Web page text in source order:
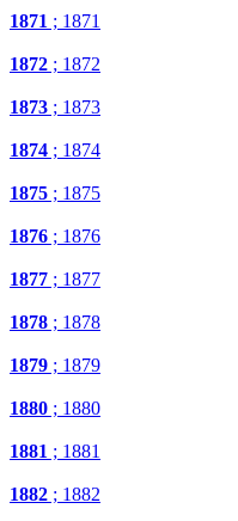
1871 ; 1871
1872 ; 1872
1873 ; 1873
1874 ; 1874
1875 ; 1875
1876 ; 1876
1877 ; 1877
1878 ; 1878
1879 ; 1879
1880 ; 1880
1881 ; 1881
1882 ; 1882